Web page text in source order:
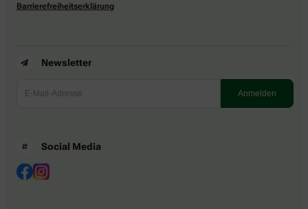
Barrierefreiheitserklärung
Newsletter
Social Media